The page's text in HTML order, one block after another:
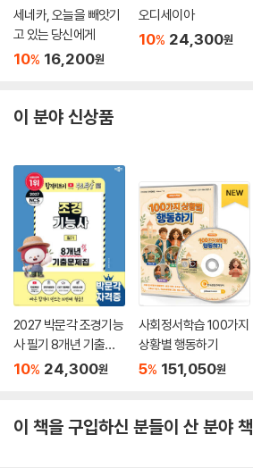
세네카, 오늘을 빼앗기
고 있는 당신에게
10% 16,200원
오디세이아
10% 24,300원
이 분야 신상품
2027 박문각 조경기능
사 필기 8개년 기출문
제집
10% 24,300원
사회정서학습 100가지
상황별 행동하기
5% 151,050원
이 책을 구입하신 분들이 산 분야 책